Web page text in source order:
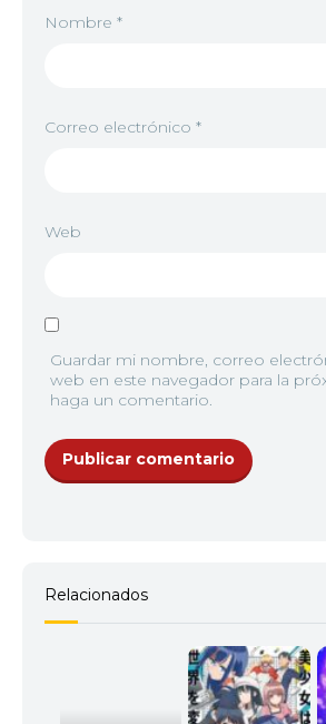
Nombre *
Correo electrónico *
Web
Guardar mi nombre, correo
web en este navegador para la
haga un comentario.
Relacionados